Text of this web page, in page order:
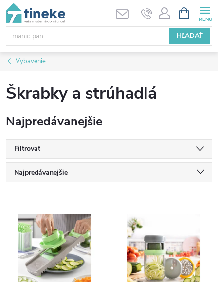
Prejsť
obsah
HĽADAŤ
KOŠÍK
Vybavenie
Škrabky a strúhadlá
Najpredávanejšie
Filtrovať
R
a
Najpredávanejšie
Abecedne
V